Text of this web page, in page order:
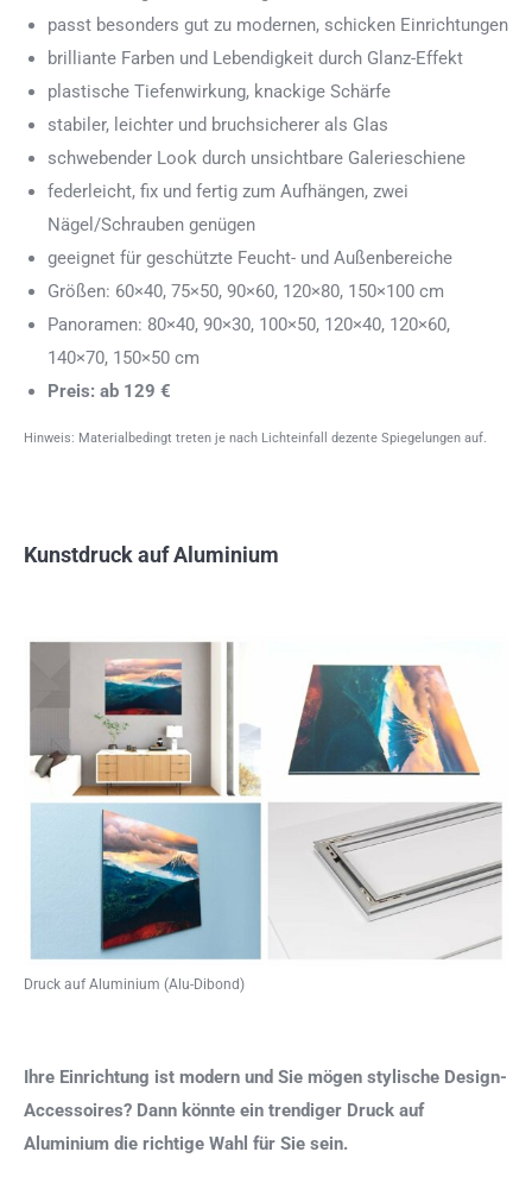
passt besonders gut zu modernen, schicken Einrichtungen
brilliante Farben und Lebendigkeit durch Glanz-Effekt
plastische Tiefenwirkung, knackige Schärfe
stabiler, leichter und bruchsicherer als Glas
schwebender Look durch unsichtbare Galerieschiene
federleicht, fix und fertig zum Aufhängen, zwei
Nägel/Schrauben genügen
geeignet für geschützte Feucht- und Außenbereiche
Größen: 60×40, 75×50, 90×60, 120×80, 150×100 cm
Panoramen: 80×40, 90×30, 100×50, 120×40, 120×60,
140×70, 150×50 cm
Preis: ab 129 €
Hinweis: Materialbedingt treten je nach Lichteinfall dezente Spiegelungen auf.
Kunstdruck auf Aluminium
Druck auf Aluminium (Alu-Dibond)
Ihre Einrichtung ist modern und Sie mögen stylische Design-
Accessoires? Dann könnte ein trendiger Druck auf
Aluminium die richtige Wahl für Sie sein.